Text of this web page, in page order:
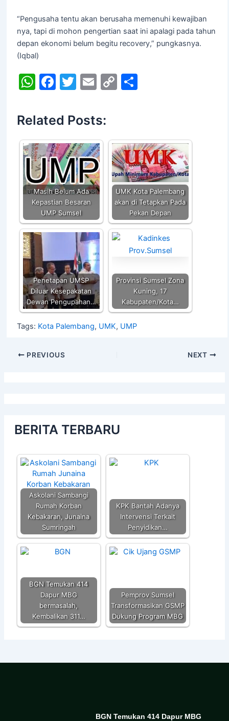
“Pengusaha tentu akan berusaha memenuhi kewajiban
nya, tapi di mohon pengertian saat ini apalagi pada tahun
depan ekonomi belum begitu recovery,” pungkasnya.
(Iqbal)
W
at
s
A
p
p
F
c
e
b
o
o
k
T
itt
er
E
ai
l
C
Li
n
k
S
Related Posts:
Masih Belum Ada
Kepastian Besaran
UMP Sumsel
UMK Kota Palembang
akan di Tetapkan Pada
Pekan Depan
Penetapan UMSP
Diluar Kesepakatan
Dewan Pengupahan…
Provinsi Sumsel Zona
Kuning, 17
Kabupaten/Kota…
Tags: Kota Palembang, UMK, UMP
PREVIOUS NEXT
BERITA TERBARU
Askolani Sambangi
Rumah Korban
Kebakaran, Junaina
Sumringah
KPK Bantah Adanya
Intervensi Terkait
Penyidikan…
BGN Temukan 414
Dapur MBG
bermasalah,
Kembalikan 311…
Pemprov Sumsel
Transformasikan GSMP
Dukung Program MBG
BGN Temukan 414 Dapur MBG